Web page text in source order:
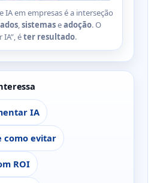
IA em empresas é a interseção
,sistemaseadoção. O
éter resultado.
IA
como evitar
ROI